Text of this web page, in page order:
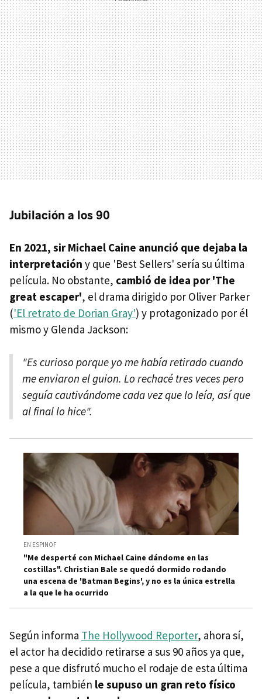
Jubilación a los 90
En 2021, sir Michael Caine anunció que dejaba la
interpretación y que 'Best Sellers' sería su última
película. No obstante, cambió de idea por 'The
great escaper', el drama dirigido por Oliver Parker
('El retrato de Dorian Gray') y protagonizado por él
mismo y Glenda Jackson:
"Es curioso porque yo me había retirado cuando
me enviaron el guion. Lo rechacé tres veces pero
seguía cautivándome cada vez que lo leía, así que
al final lo hice".
EN ESPINOF
"Me desperté con Michael Caine dándome en las
costillas". Christian Bale se quedó dormido rodando
una escena de 'Batman Begins', y no es la única estrella
a la que le ha ocurrido
Según informa The Hollywood Reporter, ahora sí,
el actor ha decidido retirarse a sus 90 años ya que,
pese a que disfrutó mucho el rodaje de esta última
película, también le supuso un gran reto físico